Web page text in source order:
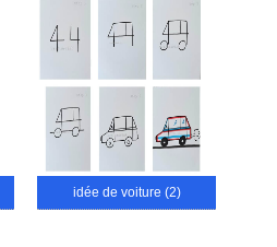
idée de voiture (2)